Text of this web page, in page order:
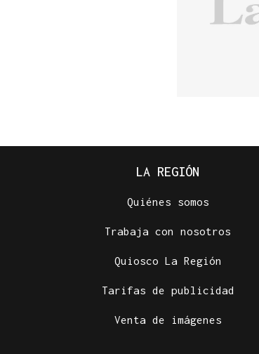
LA REGIÓN
Quiénes somos
Trabaja con nosotros
Quiosco La Región
Tarifas de publicidad
Venta de imágenes